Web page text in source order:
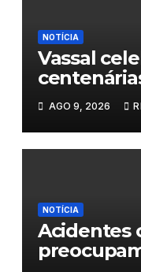
NOTÍCIA
Vassal
histórias
AGO 9, 2026
NOTÍCIA
Acidentes